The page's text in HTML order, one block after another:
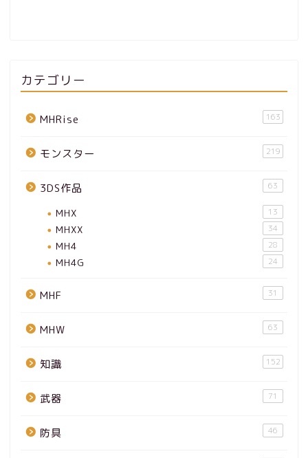
カテゴリー
MHRise 163
モンスター 219
3DS作品 63
MHX 13
MHXX 34
MH4 28
MH4G 24
MHF 31
MHW 63
知識 152
武器 71
防具 46